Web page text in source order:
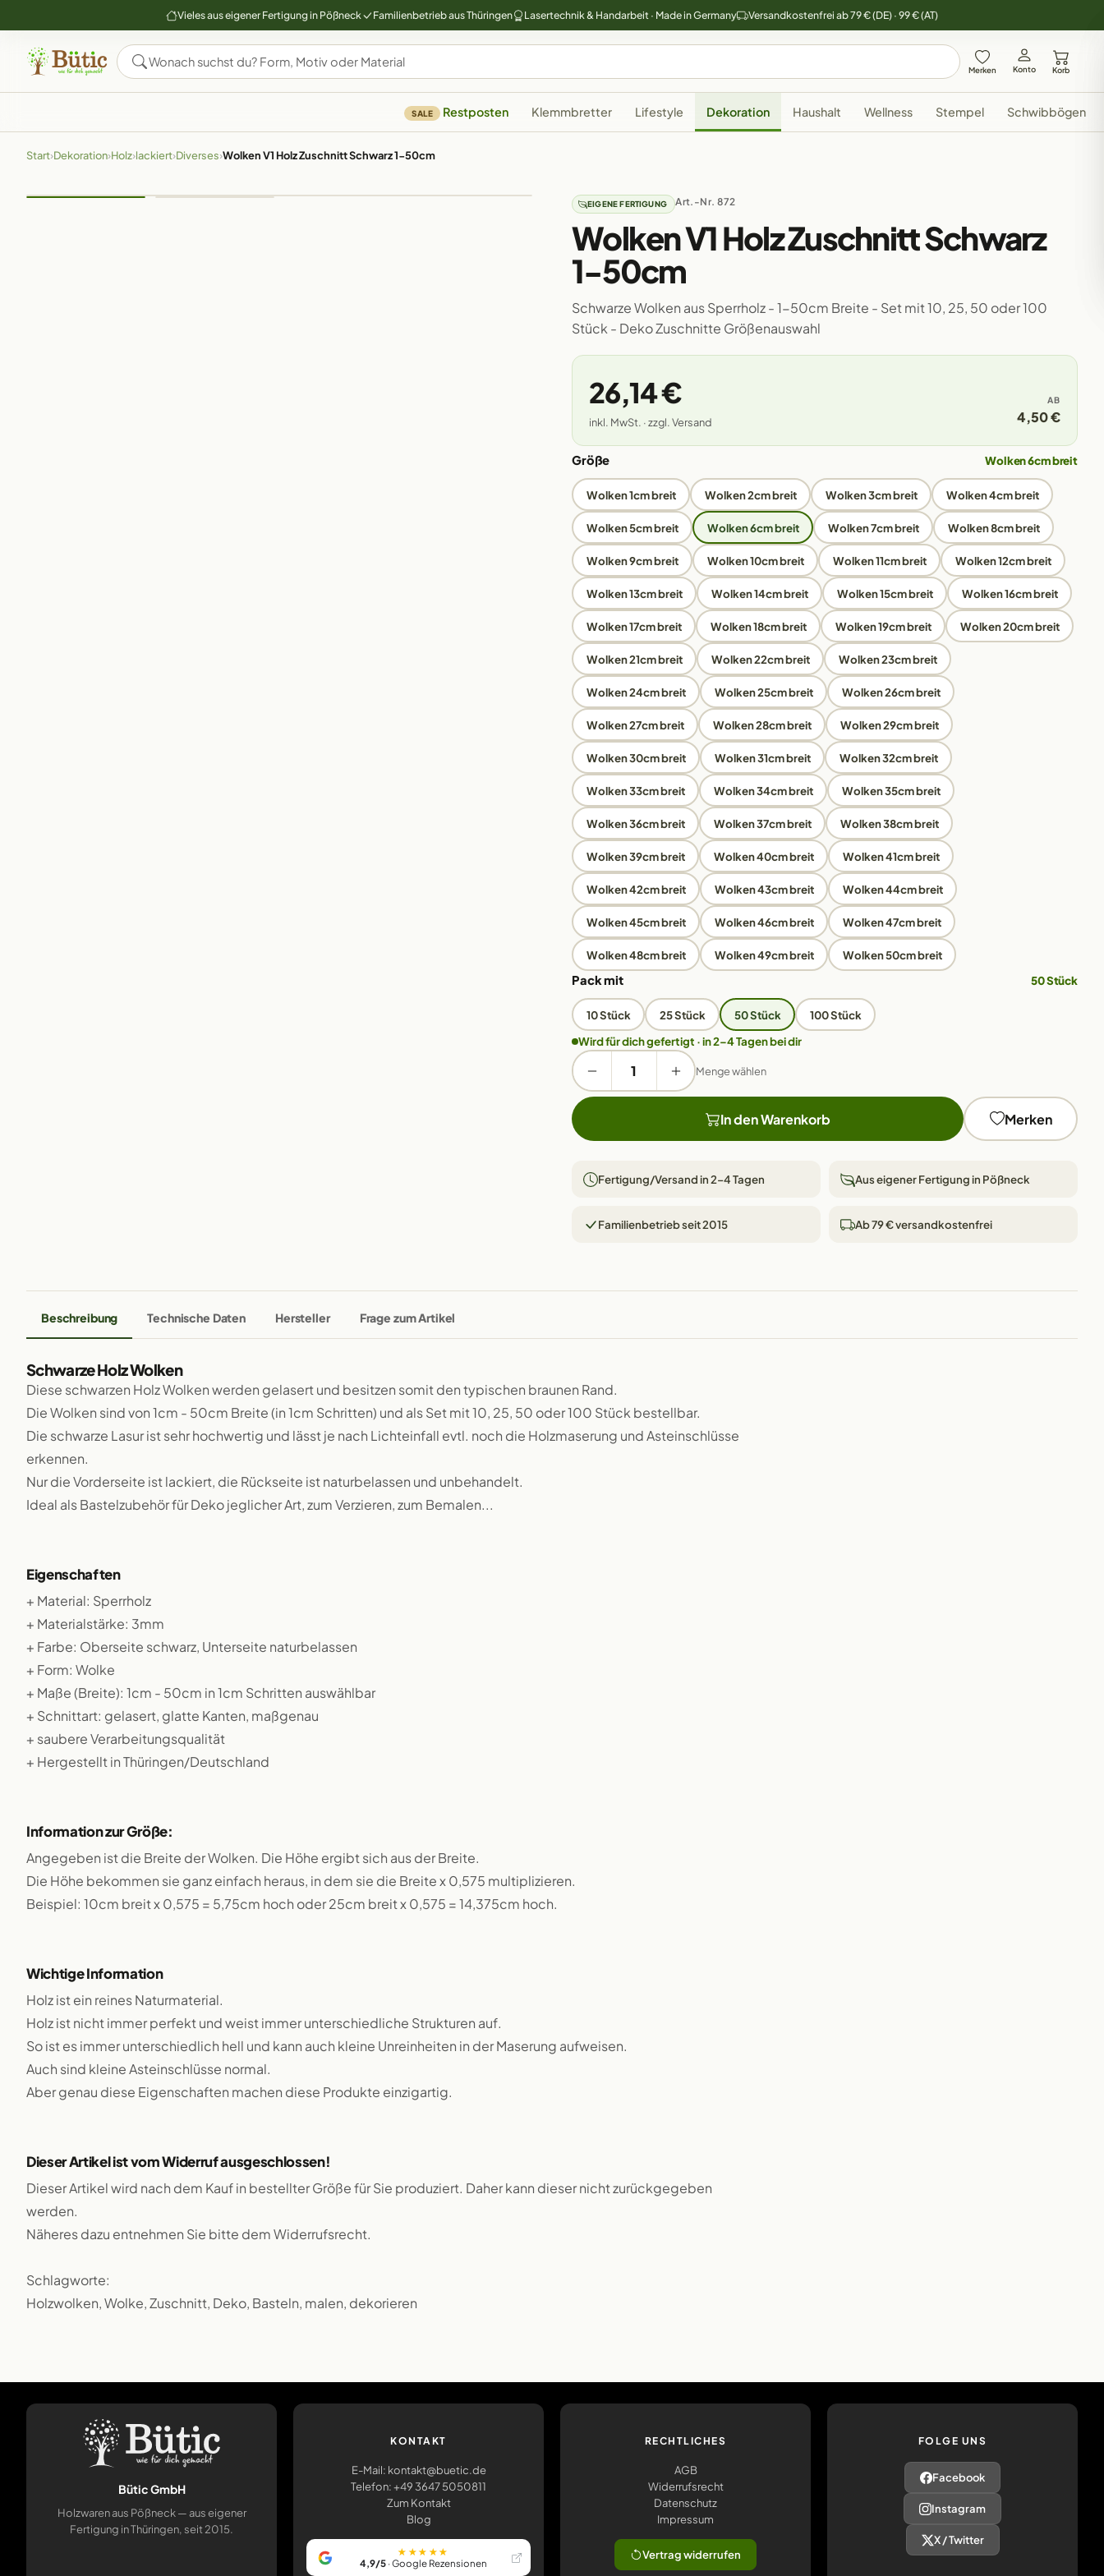
Vieles aus eigener Fertigung in Pößneck Familienbetrieb aus Thüringen Lasertechnik & Handarbeit · Made in Germany Versandkostenfrei ab 79 € (DE) · 99 € (AT)
Merken Konto Korb
SALE Restposten Klemmbretter Lifestyle Dekoration Haushalt Wellness Stempel Schwibbögen
Start›Dekoration›Holz›lackiert›Diverses›Wolken V1 Holz Zuschnitt Schwarz 1-50cm
EIGENE FERTIGUNG Art.-Nr. 872
Wolken V1 Holz Zuschnitt Schwarz
1-50cm
Schwarze Wolken aus Sperrholz - 1-50cm Breite - Set mit 10, 25, 50 oder 100
Stück - Deko Zuschnitte Größenauswahl
26,14 €
inkl. MwSt. · zzgl. Versand
AB
4,50 €
Größe Wolken 6cm breit
Wolken 1cm breit Wolken 2cm breit Wolken 3cm breit Wolken 4cm breit
Wolken 5cm breit Wolken 6cm breit Wolken 7cm breit Wolken 8cm breit
Wolken 9cm breit Wolken 10cm breit Wolken 11cm breit Wolken 12cm breit
Wolken 13cm breit Wolken 14cm breit Wolken 15cm breit Wolken 16cm breit
Wolken 17cm breit Wolken 18cm breit Wolken 19cm breit Wolken 20cm breit
Wolken 21cm breit Wolken 22cm breit Wolken 23cm breit
Wolken 24cm breit Wolken 25cm breit Wolken 26cm breit
Wolken 27cm breit Wolken 28cm breit Wolken 29cm breit
Wolken 30cm breit Wolken 31cm breit Wolken 32cm breit
Wolken 33cm breit Wolken 34cm breit Wolken 35cm breit
Wolken 36cm breit Wolken 37cm breit Wolken 38cm breit
Wolken 39cm breit Wolken 40cm breit Wolken 41cm breit
Wolken 42cm breit Wolken 43cm breit Wolken 44cm breit
Wolken 45cm breit Wolken 46cm breit Wolken 47cm breit
Wolken 48cm breit Wolken 49cm breit Wolken 50cm breit
Pack mit 50 Stück
10 Stück 25 Stück 50 Stück
100 Stück
Wird für dich gefertigt · in 2–4 Tagen bei dir
Menge wählen
In den Warenkorb Merken
Fertigung/Versand in 2–4 Tagen Aus eigener Fertigung in Pößneck
Familienbetrieb seit 2015 Ab 79 € versandkostenfrei
Beschreibung Technische Daten Hersteller Frage zum Artikel
Schwarze Holz Wolken
Diese schwarzen Holz Wolken werden gelasert und besitzen somit den typischen braunen Rand.
Die Wolken sind von 1cm - 50cm Breite (in 1cm Schritten) und als Set mit 10, 25, 50 oder 100 Stück bestellbar.
Die schwarze Lasur ist sehr hochwertig und lässt je nach Lichteinfall evtl. noch die Holzmaserung und Asteinschlüsse
erkennen.
Nur die Vorderseite ist lackiert, die Rückseite ist naturbelassen und unbehandelt.
Ideal als Bastelzubehör für Deko jeglicher Art, zum Verzieren, zum Bemalen...
Eigenschaften
+ Material: Sperrholz
+ Materialstärke: 3mm
+ Farbe: Oberseite schwarz, Unterseite naturbelassen
+ Form: Wolke
+ Maße (Breite): 1cm - 50cm in 1cm Schritten auswählbar
+ Schnittart: gelasert, glatte Kanten, maßgenau
+ saubere Verarbeitungsqualität
+ Hergestellt in Thüringen/Deutschland
Information zur Größe:
Angegeben ist die Breite der Wolken. Die Höhe ergibt sich aus der Breite.
Die Höhe bekommen sie ganz einfach heraus, in dem sie die Breite x 0,575 multiplizieren.
Beispiel: 10cm breit x 0,575 = 5,75cm hoch oder 25cm breit x 0,575 = 14,375cm hoch.
Wichtige Information
Holz ist ein reines Naturmaterial.
Holz ist nicht immer perfekt und weist immer unterschiedliche Strukturen auf.
So ist es immer unterschiedlich hell und kann auch kleine Unreinheiten in der Maserung aufweisen.
Auch sind kleine Asteinschlüsse normal.
Aber genau diese Eigenschaften machen diese Produkte einzigartig.
Dieser Artikel ist vom Widerruf ausgeschlossen!
Dieser Artikel wird nach dem Kauf in bestellter Größe für Sie produziert. Daher kann dieser nicht zurückgegeben
werden.
Näheres dazu entnehmen Sie bitte dem Widerrufsrecht.
Schlagworte:
Holzwolken, Wolke, Zuschnitt, Deko, Basteln, malen, dekorieren
Bütic GmbH
Holzwaren aus Pößneck — aus eigener
Fertigung in Thüringen, seit 2015.
KONTAKT
E-Mail: kontakt@buetic.de
Telefon: +49 3647 5050811
Zum Kontakt
Blog
★★★★★
4,9/5 · Google Rezensionen
RECHTLICHES
AGB
Widerrufsrecht
Datenschutz
Impressum
Vertrag widerrufen
FOLGE UNS
Facebook
Instagram
X / Twitter